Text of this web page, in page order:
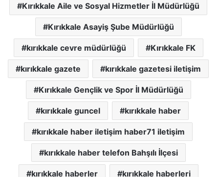
Kırıkkale Aile ve Sosyal Hizmetler İl Müdürlüğü
Kırıkkale Asayiş Şube Müdürlüğü
kırıkkale cevre müdürlüğü Kırıkkale FK
kırıkkale gazete kırıkkale gazetesi iletişim
Kırıkkale Gençlik ve Spor İl Müdürlüğü
kırıkkale guncel kırıkkale haber
kırıkkale haber iletişim haber71 iletişim
kırıkkale haber telefon Bahşılı İlçesi
kırıkkale haberler kırıkkale haberleri